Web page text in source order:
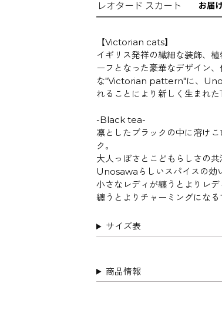
【Victorian cats】
イギリス発祥の繊細な装飾、
ーフとなった豪華なデザイン、
な"Victorian pattern"に、
れることにより新しく生まれた
-Black tea-
凛としたブラックの中に溶け
ク。
大人っぽさとこどもらしさの共
Unosawaらしいスパイスの効
小さなレディが纏うとよりレ
纏うとよりチャーミングになる
サイズ表
商品情報